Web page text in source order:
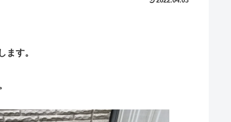
ます。